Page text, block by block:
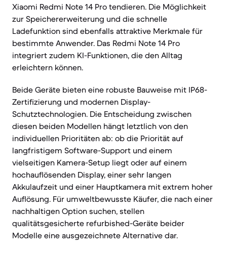
Xiaomi Redmi Note 14 Pro tendieren. Die Möglichkeit
zur Speichererweiterung und die schnelle
Ladefunktion sind ebenfalls attraktive Merkmale für
bestimmte Anwender. Das Redmi Note 14 Pro
integriert zudem KI-Funktionen, die den Alltag
erleichtern können.
Beide Geräte bieten eine robuste Bauweise mit IP68-
Zertifizierung und modernen Display-
Schutztechnologien. Die Entscheidung zwischen
diesen beiden Modellen hängt letztlich von den
individuellen Prioritäten ab: ob die Priorität auf
langfristigem Software-Support und einem
vielseitigen Kamera-Setup liegt oder auf einem
hochauflösenden Display, einer sehr langen
Akkulaufzeit und einer Hauptkamera mit extrem hoher
Auflösung. Für umweltbewusste Käufer, die nach einer
nachhaltigen Option suchen, stellen
qualitätsgesicherte refurbished-Geräte beider
Modelle eine ausgezeichnete Alternative dar.